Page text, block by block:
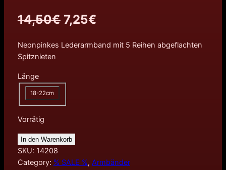
14,50€ U
n
7,25€
Neonpinkes Lederarmband mit 5 Reihen abgeflachten
Spitznieten
Länge
18-22cm
Vorrätig
In den Warenkorb
SKU: 14208
Category: % SALE %, Armbänder